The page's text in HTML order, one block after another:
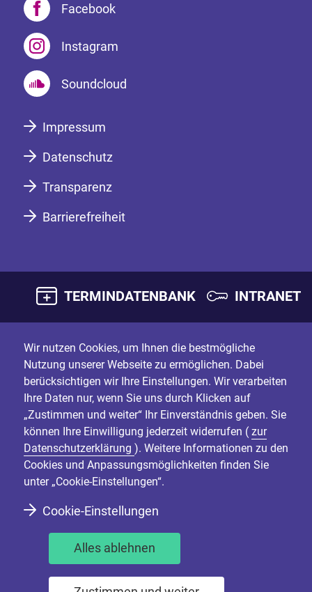
Facebook
Instagram
Soundcloud
Impressum
Datenschutz
Transparenz
Barrierefreiheit
TERMINDATENBANK INTRANET
Wir nutzen Cookies, um Ihnen die bestmögliche
Nutzung unserer Webseite zu ermöglichen. Dabei
berücksichtigen wir Ihre Einstellungen. Wir verarbeiten
Ihre Daten nur, wenn Sie uns durch Klicken auf
„Zustimmen und weiter“ Ihr Einverständnis geben. Sie
können Ihre Einwilligung jederzeit widerrufen ( zur
Datenschutzerklärung ). Weitere Informationen zu den
Cookies und Anpassungsmöglichkeiten finden Sie
unter „Cookie-Einstellungen“.
Cookie-Einstellungen
Alles ablehnen